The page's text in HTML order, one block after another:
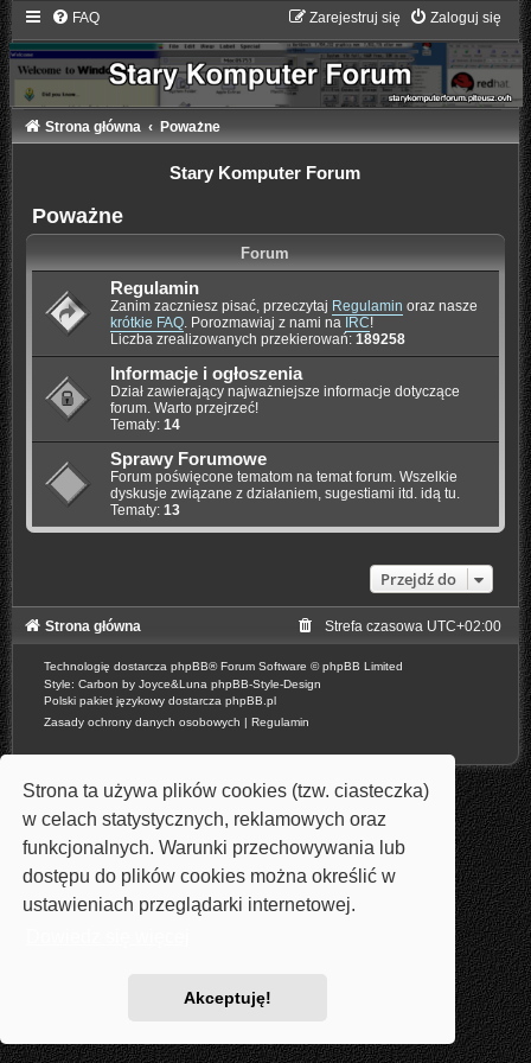
Strona ta używa plików cookies (tzw. ciasteczka)
w celach statystycznych, reklamowych oraz
funkcjonalnych. Warunki przechowywania lub
dostępu do plików cookies można określić w
ustawieniach przeglądarki internetowej.
Akceptuję!
FAQ Zaloguj się
Zarejestruj się
Strona główna Poważne
Stary Komputer Forum
Poważne
Forum
Regulamin
Zanim zaczniesz pisać, przeczytaj Regulamin oraz nasze
krótkie FAQ. Porozmawiaj z nami na IRC!
Liczba zrealizowanych przekierowań: 189258
Informacje i ogłoszenia
Dział zawierający najważniejsze informacje dotyczące
forum. Warto przejrzeć!
Tematy: 14
Sprawy Forumowe
Forum poświęcone tematom na temat forum. Wszelkie
dyskusje związane z działaniem, sugestiami itd. idą tu.
Tematy: 13
Przejdź do
Strona główna Strefa czasowa UTC+02:00
Technologię dostarcza phpBB® Forum Software © phpBB Limited
Style: Carbon by Joyce&Luna phpBB-Style-Design
Polski pakiet językowy dostarcza phpBB.pl
Zasady ochrony danych osobowych | Regulamin